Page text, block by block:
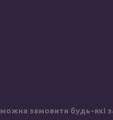
замовити будь-які